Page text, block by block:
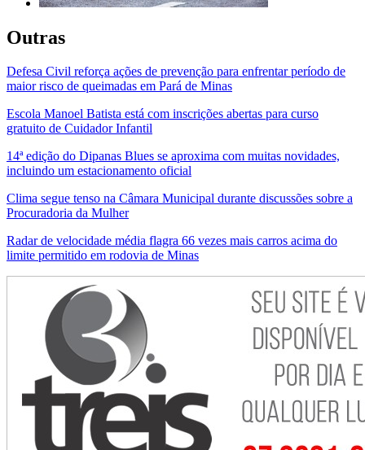
Outras
Defesa Civil reforça ações de prevenção para enfrentar período de
maior risco de queimadas em Pará de Minas
Escola Manoel Batista está com inscrições abertas para curso
gratuito de Cuidador Infantil
14ª edição do Dipanas Blues se aproxima com muitas novidades,
incluindo um estacionamento oficial
Clima segue tenso na Câmara Municipal durante discussões sobre a
Procuradoria da Mulher
Radar de velocidade média flagra 66 vezes mais carros acima do
limite permitido em rodovia de Minas